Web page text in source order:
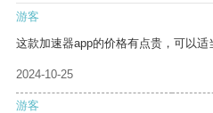
游客
这款加速器app的价格有点贵，可以适
2024-10-25
游客